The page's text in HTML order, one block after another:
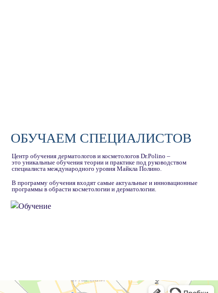
ОБУЧАЕМ СПЕЦИАЛИСТОВ
Центр обучения дерматологов и косметологов Dr.Polino –
это уникальные обучения теории и практике под руководством
специалиста международного уровня Майкла Полино.
В программу обучения входят самые актуальные и инновационные
программы в обрасти косметологии и дерматологии.